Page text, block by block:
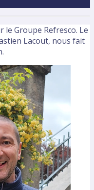
le Groupe Refresco. Le
Lacout, nous fait